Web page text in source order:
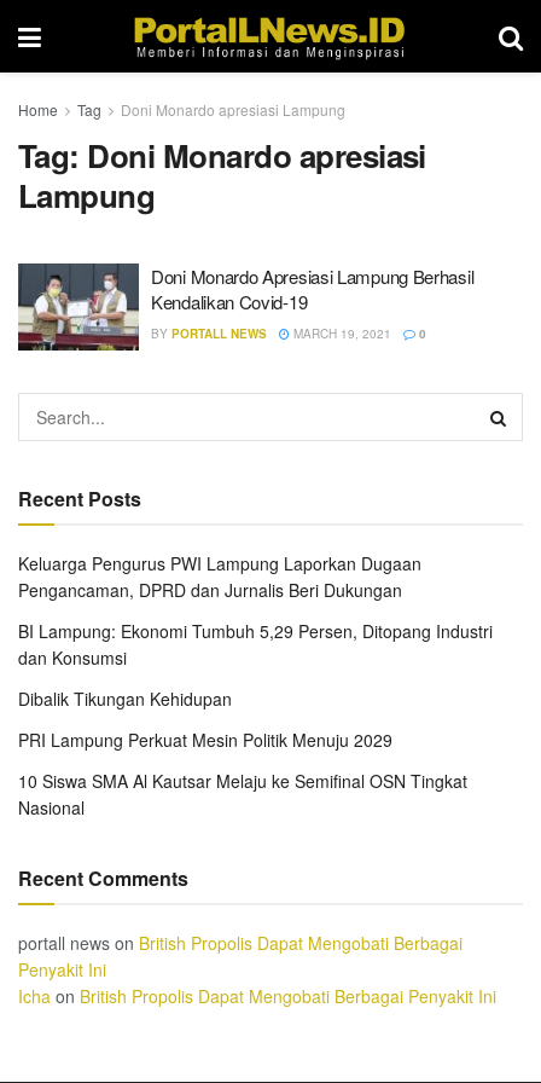
Home Tag Doni Monardo apresiasi Lampung
Tag: Doni Monardo apresiasi
Lampung
Doni Monardo Apresiasi Lampung Berhasil
Kendalikan Covid-19
BY PORTALL NEWS MARCH 19, 2021 0
Recent Posts
Keluarga Pengurus PWI Lampung Laporkan Dugaan
Pengancaman, DPRD dan Jurnalis Beri Dukungan
BI Lampung: Ekonomi Tumbuh 5,29 Persen, Ditopang Industri
dan Konsumsi
Dibalik Tikungan Kehidupan
PRI Lampung Perkuat Mesin Politik Menuju 2029
10 Siswa SMA Al Kautsar Melaju ke Semifinal OSN Tingkat
Nasional
Recent Comments
portall news on British Propolis Dapat Mengobati Berbagai
Penyakit Ini
Icha on British Propolis Dapat Mengobati Berbagai Penyakit Ini